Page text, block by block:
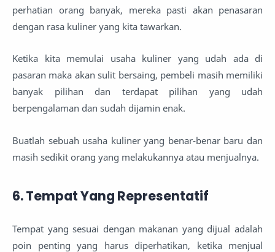
perhatian orang banyak, mereka pasti akan penasaran
dengan rasa kuliner yang kita tawarkan.
Ketika kita memulai usaha kuliner yang udah ada di
pasaran maka akan sulit bersaing, pembeli masih memiliki
banyak pilihan dan terdapat pilihan yang udah
berpengalaman dan sudah dijamin enak.
Buatlah sebuah usaha kuliner yang benar-benar baru dan
masih sedikit orang yang melakukannya atau menjualnya.
6. Tempat Yang Representatif
Tempat yang sesuai dengan makanan yang dijual adalah
poin penting yang harus diperhatikan, ketika menjual